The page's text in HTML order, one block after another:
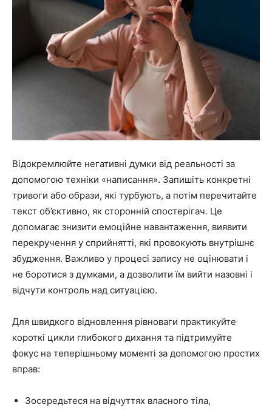
Відокремлюйте негативні думки від реальності за
допомогою техніки «написання». Запишіть конкретні
тривоги або образи, які турбують, а потім перечитайте
текст об’єктивно, як сторонній спостерігач. Це
допомагає знизити емоційне навантаження, виявити
перекручення у сприйнятті, які провокують внутрішнє
збудження. Важливо у процесі запису не оцінювати і
не боротися з думками, а дозволити їм вийти назовні і
відчути контроль над ситуацією.
Для швидкого відновлення рівноваги практикуйте
короткі цикли глибокого дихання та підтримуйте
фокус на теперішньому моменті за допомогою простих
вправ:
Зосередьтеся на відчуттях власного тіла,